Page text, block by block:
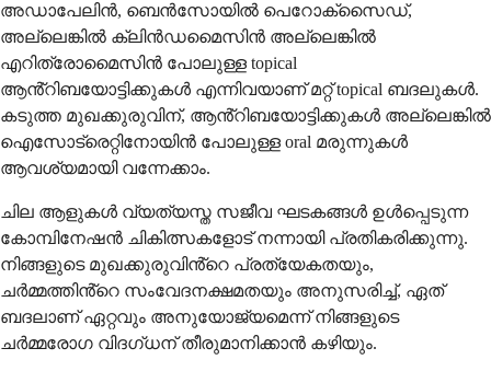
അഡാപേലിൻ, ബെൻസോയിൽ പെറോക്സൈഡ്,
അല്ലെങ്കിൽ ക്ലിൻഡമൈസിൻ അല്ലെങ്കിൽ
എറിത്രോമൈസിൻ പോലുള്ള topical
ആൻ്റിബയോട്ടിക്കുകൾ എന്നിവയാണ് മറ്റ് topical ബദലുകൾ.
കടുത്ത മുഖക്കുരുവിന്, ആൻ്റിബയോട്ടിക്കുകൾ അല്ലെങ്കിൽ
ഐസോട്രെറ്റിനോയിൻ പോലുള്ള oral മരുന്നുകൾ
ആവശ്യമായി വന്നേക്കാം.
ചില ആളുകൾ വ്യത്യസ്ത സജീവ ഘടകങ്ങൾ ഉൾപ്പെടുന്ന
കോമ്പിനേഷൻ ചികിത്സകളോട് നന്നായി പ്രതികരിക്കുന്നു.
നിങ്ങളുടെ മുഖക്കുരുവിൻ്റെ പ്രത്യേകതയും,
ചർമ്മത്തിൻ്റെ സംവേദനക്ഷമതയും അനുസരിച്ച്, ഏത്
ബദലാണ് ഏറ്റവും അനുയോജ്യമെന്ന് നിങ്ങളുടെ
ചർമ്മരോഗ വിദഗ്ധന് തീരുമാനിക്കാൻ കഴിയും.